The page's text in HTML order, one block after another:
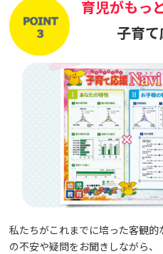
育児がもっ
子育
私たちがこれまでに培った客観
の不安や疑問をお聞きしながら